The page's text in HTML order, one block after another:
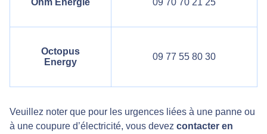
Octopus
Energy
09 77 55 80 30
Veuillez noter que pour les urgences liées à une panne ou
à une coupure d’électricité, vous devez contacter en